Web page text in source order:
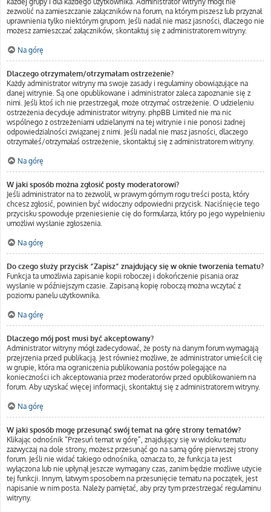
zezwolić na zamieszczanie załączników na forum, na którym piszesz lub przyznał
uprawnienia tylko niektórym grupom. Jeśli nadal nie masz jasności, dlaczego nie
możesz zamieszczać załączników, skontaktuj się z administratorem witryny.
Na górę
Dlaczego otrzymałem/otrzymałam ostrzeżenie?
Każdy administrator witryny ma swoje zasady i regulaminy obowiązujące na
danej witrynie. Są one opublikowane i administrator zaleca zapoznanie się z
nimi. Jeśli ktoś ich nie przestrzegał, może otrzymać ostrzeżenie. O udzieleniu
ostrzeżenia decyduje administrator witryny. phpBB Limited nie ma nic
wspólnego z ostrzeżeniami udzielanymi na tej witrynie i nie ponosi żadnej
odpowiedzialności związanej z nimi. Jeśli nadal nie masz jasności, dlaczego
otrzymałeś/otrzymałaś ostrzeżenie, skontaktuj się z administratorem witryny.
Na górę
W jaki sposób można zgłosić posty moderatorowi?
Jeśli administrator na to zezwolił, w prawym górnym rogu treści posta, który
chcesz zgłosić, powinien być widoczny odpowiedni przycisk. Naciśnięcie tego
przycisku spowoduje przeniesienie cię do formularza, który po jego wypełnieniu
umożliwi wysłanie zgłoszenia.
Na górę
Do czego służy przycisk “Zapisz” znajdujący się w oknie tworzenia tematu?
Funkcja ta umożliwia zapisanie kopii roboczej i dokończenie pisania oraz
wysłanie w późniejszym czasie. Zapisaną kopię roboczą można wczytać z
poziomu panelu użytkownika.
Na górę
Dlaczego mój post musi być akceptowany?
Administrator witryny mógł zadecydować, że posty na danym forum wymagają
przejrzenia przed publikacją. Jest również możliwe, że administrator umieścił cię
w grupie, która ma ograniczenia publikowania postów polegające na
konieczności ich akceptowania przez moderatorów przed opublikowaniem na
forum. Aby uzyskać więcej informacji, skontaktuj się z administratorem witryny.
Na górę
W jaki sposób mogę przesunąć swój temat na górę strony tematów?
Klikając odnośnik “Przesuń temat w górę”, znajdujący się w widoku tematu
zazwyczaj na dole strony, możesz przesunąć go na samą górę pierwszej strony
forum. Jeśli nie widać takiego odnośnika, oznacza to, że funkcja ta jest
wyłączona lub nie upłynął jeszcze wymagany czas, zanim będzie możliwe użycie
tej funkcji. Innym, łatwym sposobem na przesunięcie tematu na początek, jest
napisanie w nim posta. Należy pamiętać, aby przy tym przestrzegać regulaminu
witryny.